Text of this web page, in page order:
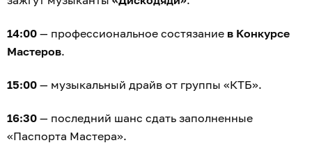
14:00 — профессиональное состязание в Конкурсе
Мастеров.
15:00 — музыкальный драйв от группы «КТБ».
16:30 — последний шанс сдать заполненные
«Паспорта Мастера».